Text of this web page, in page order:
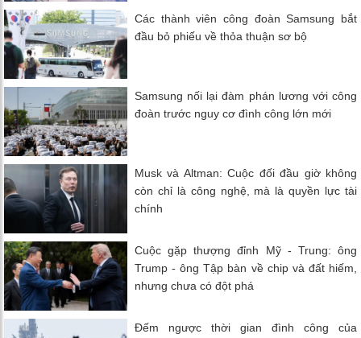
Các thành viên công đoàn Samsung bắt
đầu bỏ phiếu về thỏa thuận sơ bộ
Samsung nối lại đàm phán lương với công
đoàn trước nguy cơ đình công lớn mới
Musk và Altman: Cuộc đối đầu giờ không
còn chỉ là công nghệ, mà là quyền lực tài
chính
Cuộc gặp thượng đỉnh Mỹ - Trung: ông
Trump - ông Tập bàn về chip và đất hiếm,
nhưng chưa có đột phá
Đếm ngược thời gian đình công của